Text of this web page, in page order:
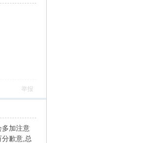
举报
多加注意
歉意,总